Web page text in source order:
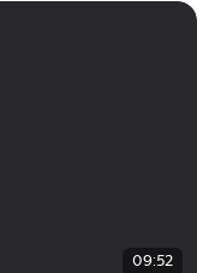
09:52